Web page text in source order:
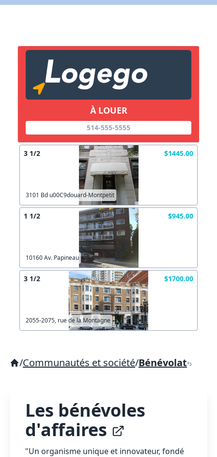
À LOUER
514-555-5555
3 1/2 $1445.00
3101 Bd u00C9douard-Montpetit
1 1/2 $945.00
10160 Av. Papineau
3 1/2 $1700.00
2055-2075, rue de la Montagne
/Communautés et société/Bénévolat
Les bénévoles
d'affaires
"Un organisme unique et innovateur, fondé
Copier lien